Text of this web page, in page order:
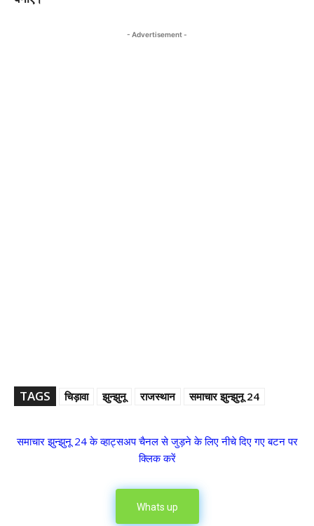
- Advertisement -
TAGS चिड़ावा झुन्झुनू राजस्थान समाचार झुन्झुनू 24
समाचार झुन्झुनू 24 के व्हाट्सअप चैनल से जुड़ने के लिए नीचे दिए गए बटन पर
क्लिक करें
Whats up